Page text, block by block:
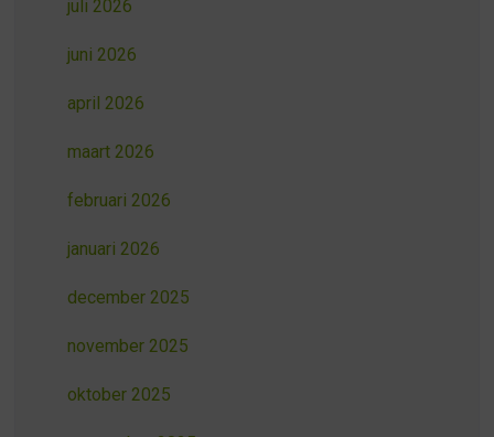
juli 2026
juni 2026
april 2026
maart 2026
februari 2026
januari 2026
december 2025
november 2025
oktober 2025